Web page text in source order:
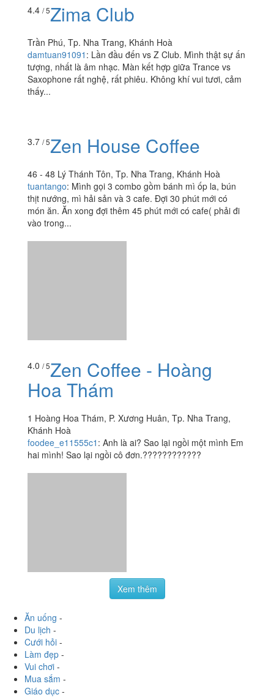
mà không thấy đâu cả...
4.4/ 5Zima Club
Trần Phú, Tp. Nha Trang, Khánh Hoà
thấy...
3.7/ 5Zen House Coffee
46 - 48 Lý Thánh Tôn, Tp. Nha Trang, Khánh Hoà
Hoa Thám
1 Hoàng Hoa Thám, P. Xương Huân, Tp. Nha Trang,
Khánh Hoà
foodee_e11555c1: Anh là ai? Sao lại ngồi một mình Em
hai mình! Sao lại ngồi cô đơn.????????????
Ăn uống-
Làm đẹp
Vui chơi-
Mua sắm
Giáo dục
Dịch vụ